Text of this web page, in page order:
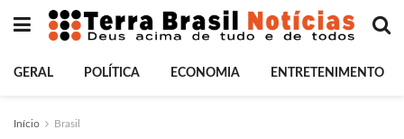
GERAL POLÍTICA ECONOMIA ENTRETENIMENTO
Início Brasil